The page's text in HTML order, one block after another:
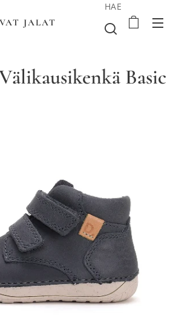
JALAT
HAE
Basic